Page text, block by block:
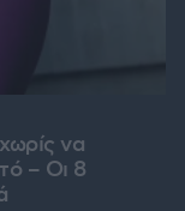
να
– Οι 8